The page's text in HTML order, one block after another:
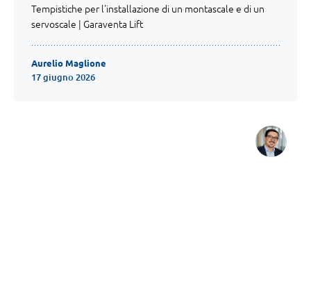
Tempistiche per l'installazione di un montascale e di un
servoscale | Garaventa Lift
Aurelio Maglione
17 giugno 2026